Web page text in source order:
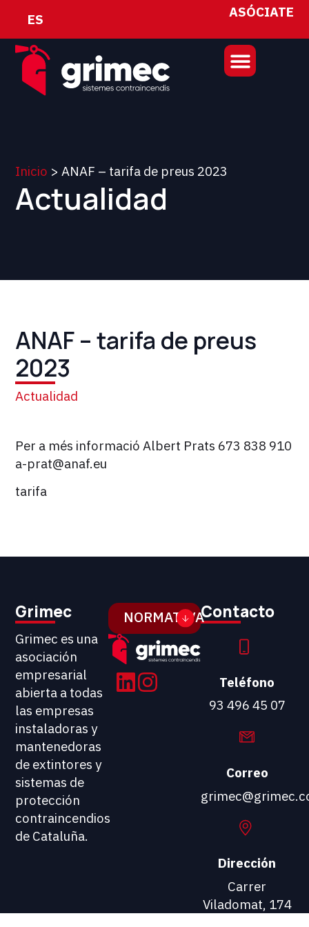
ASÓCIATE
ES
Inicio >ANAF – tarifa de preus 2023
Actualidad
ANAF – tarifa de preus
2023
Actualidad
Per a més informació Albert Prats 673 838 910
a-prat@anaf.eu
tarifa
Grimec
Grimec es una
asociación
empresarial
abierta a todas
las empresas
instaladoras y
mantenedoras
de extintores y
sistemas de
protección
contraincendios
de Cataluña.
Contacto
Teléfono
93 496 45 07
Correo
Dirección
Carrer
Viladomat, 174
NORMATIVA